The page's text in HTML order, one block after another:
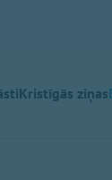
Kristīgās ziņas